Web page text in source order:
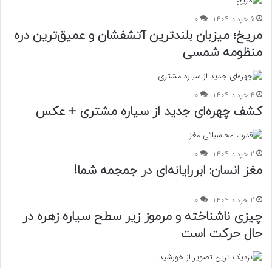
5 خرداد 1404 0
مریخ؛ میزبان بلندترین آتشفشان و عمیق‌ترین دره
منظومه شمسی
4 خرداد 1404 0
کشف چهره‌ای جدید از سیاره مشتری + عکس
2 خرداد 1404 0
مغز انسان: ابررایانه‌ای در جمجمه شما!
2 خرداد 1404 0
چیزی ناشناخته و مرموز زیر سطح سیاره زهره در
حال حرکت است